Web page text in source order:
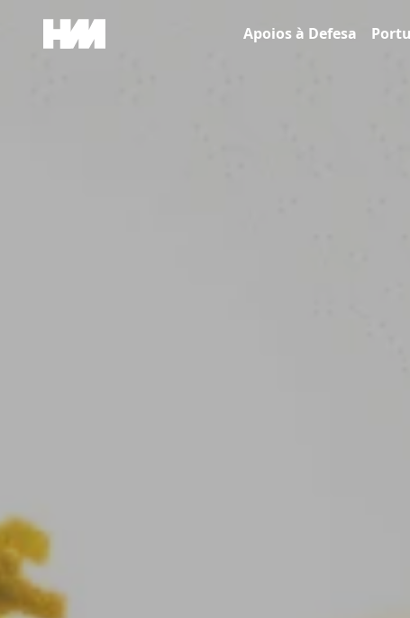
Main Navigation Apoios à Defesa